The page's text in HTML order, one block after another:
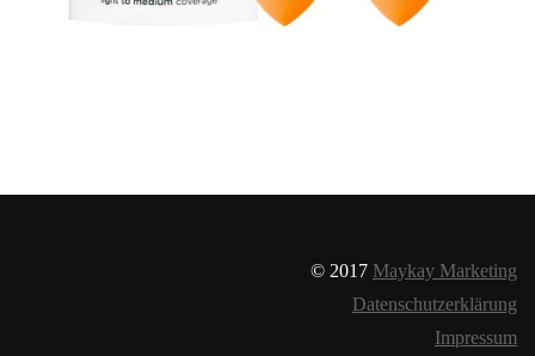
© 2017 Maykay Marketing
Datenschutzerklärung
Impressum